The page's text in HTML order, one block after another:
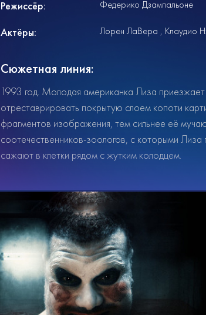
Режиссёр:
Федерико Дзампальоне
Актёры: Лорен ЛаВера Клаудио
Сюжетная линия:
1993 год. Молодая американка Лиза приезжает
отреставрировать покрытую слоем копоти
фрагментов изображения, тем сильнее её
соотечественников-зоологов, с которыми
сажают в клетки рядом с жутким колодцем.